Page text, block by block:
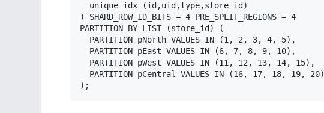
unique idx (id,uid,type,store_id)
) SHARD_ROW_ID_BITS = 4 PRE_SPLIT_REGIONS = 4
PARTITION BY LIST (store_id) (
PARTITION pNorth VALUES IN (1, 2, 3, 4, 5),
PARTITION pEast VALUES IN (6, 7, 8, 9, 10),
PARTITION pWest VALUES IN (11, 12, 13, 14, 15),
PARTITION pCentral VALUES IN (16, 17, 18, 19, 20)
);